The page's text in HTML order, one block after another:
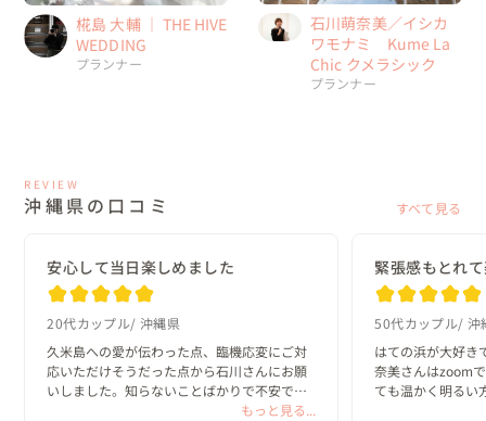
椛島 大輔 ｜ THE HIVE
WEDDING
プランナー
石川萌奈美／イシカ
ワモナミ Kume La
Chic クメラシック
プランナー
REVIEW
沖縄県の口コミ すべて見る
安心して当日楽しめました
20代カップル 沖縄県
久米島への愛が伝わった点、臨機応変にご対
応いただけそうだった点から石川さんにお願
いしました。知らないことばかりで不安でし
たが、丁寧に回答してくださり安心して当日
もっと見る...
緊張感もとれ
50代カップル 沖
はての浜が大好き
奈美さんはzoom
ても温かく明るい